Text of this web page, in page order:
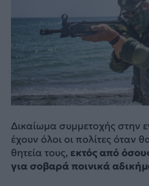
Δικαίωμα συμμετοχής στην
έχουν όλοι οι πολίτες όταν
θητεία τους, εκτός από
για σοβαρά ποινικά